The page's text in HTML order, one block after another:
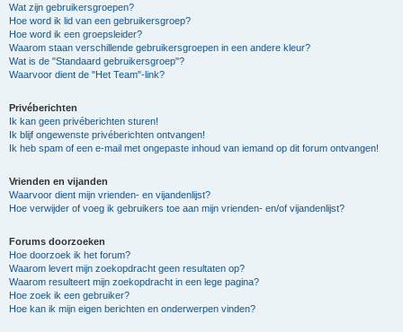
Wat zijn gebruikersgroepen?
Hoe word ik lid van een gebruikersgroep?
Hoe word ik een groepsleider?
Waarom staan verschillende gebruikersgroepen in een andere kleur?
Wat is de "Standaard gebruikersgroep"?
Waarvoor dient de "Het Team"-link?
Privéberichten
Ik kan geen privéberichten sturen!
Ik blijf ongewenste privéberichten ontvangen!
Ik heb spam of een e-mail met ongepaste inhoud van iemand op dit forum ontvangen!
Vrienden en vijanden
Waarvoor dient mijn vrienden- en vijandenlijst?
Hoe verwijder of voeg ik gebruikers toe aan mijn vrienden- en/of vijandenlijst?
Forums doorzoeken
Hoe doorzoek ik het forum?
Waarom levert mijn zoekopdracht geen resultaten op?
Waarom resulteert mijn zoekopdracht in een lege pagina?
Hoe zoek ik een gebruiker?
Hoe kan ik mijn eigen berichten en onderwerpen vinden?